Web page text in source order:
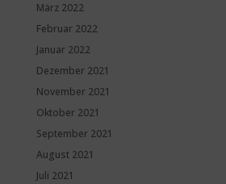
März 2022
Februar 2022
Januar 2022
Dezember 2021
November 2021
Oktober 2021
September 2021
August 2021
Juli 2021